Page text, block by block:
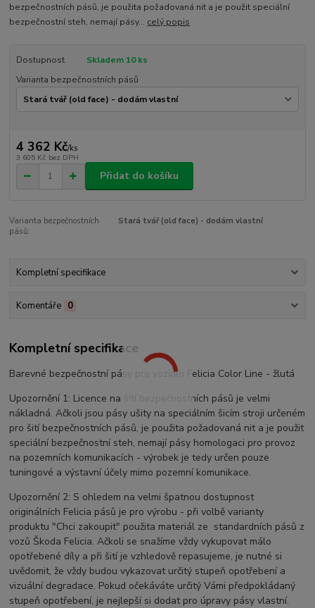
bezpečnostních pásů, je použita požadovaná nit a je použit speciální
bezpečnostní steh, nemají pásy... celý popis
Dostupnost
Skladem 10 ks
Varianta bezpečnostních pásů
4 362 Kč/ks
3 605 Kč bez DPH
Přidat do košíku
Varianta bezpečnostních
pásů:
Stará tvář (old face) - dodám vlastní
Kompletní specifikace
Komentáře 0
Kompletní specifikace
Barevné bezpečnostní pásy pro vozidlo Felicia Color Line - žlutá
Upozornění 1: Licence na šití bezpečnostních pásů je velmi
nákladná. Ačkoli jsou pásy ušity na speciálním šicím stroji určeném
pro šití bezpečnostních pásů, je použita požadovaná nit a je použit
speciální bezpečnostní steh, nemají pásy homologaci pro provoz
na pozemních komunikacích - výrobek je tedy určen pouze
tuningové a výstavní účely mimo pozemní komunikace.
Upozornění 2: S ohledem na velmi špatnou dostupnost
originálních Felicia pásů je pro výrobu - při volbě varianty
produktu "Chci zakoupit" použita materiál ze standardních pásů z
vozů Škoda Felicia. Ačkoli se snažíme vždy vykupovat málo
opotřebené díly a při šití je vzhledově repasujeme, je nutné si
uvědomit, že vždy budou vykazovat určitý stupeň opotřebení a
vizuální degradace. Pokud očekáváte určitý Vámi předpokládaný
stupeň opotřebení, je nejlepší si dodat pro úpravy pásy vlastní.